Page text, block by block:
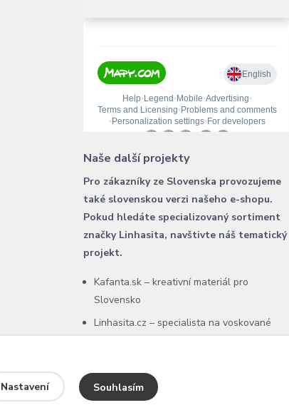
Naše další projekty
Pro zákazníky ze Slovenska provozujeme
také slovenskou verzi našeho e-shopu.
Pokud hledáte specializovaný sortiment
značky Linhasita, navštivte náš tematický
projekt.
Kafanta.sk – kreativní materiál pro
Slovensko
Linhasita.cz – specialista na voskované
šňůry Linhasita
Nastavení Souhlasím